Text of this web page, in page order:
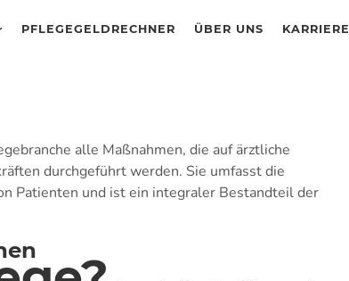
PFLEGEGELDRECHNER ÜBER UNS KARRIERE
alle Maßnahmen, die auf ärztliche
durchgeführt werden. Sie umfasst die
Patienten und ist ein integraler Bestandteil der